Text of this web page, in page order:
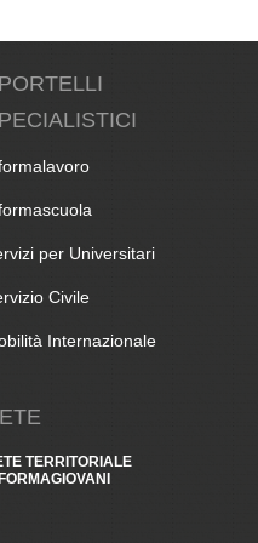
per Universitari
Civile
Internazionale
TERRITORIALE